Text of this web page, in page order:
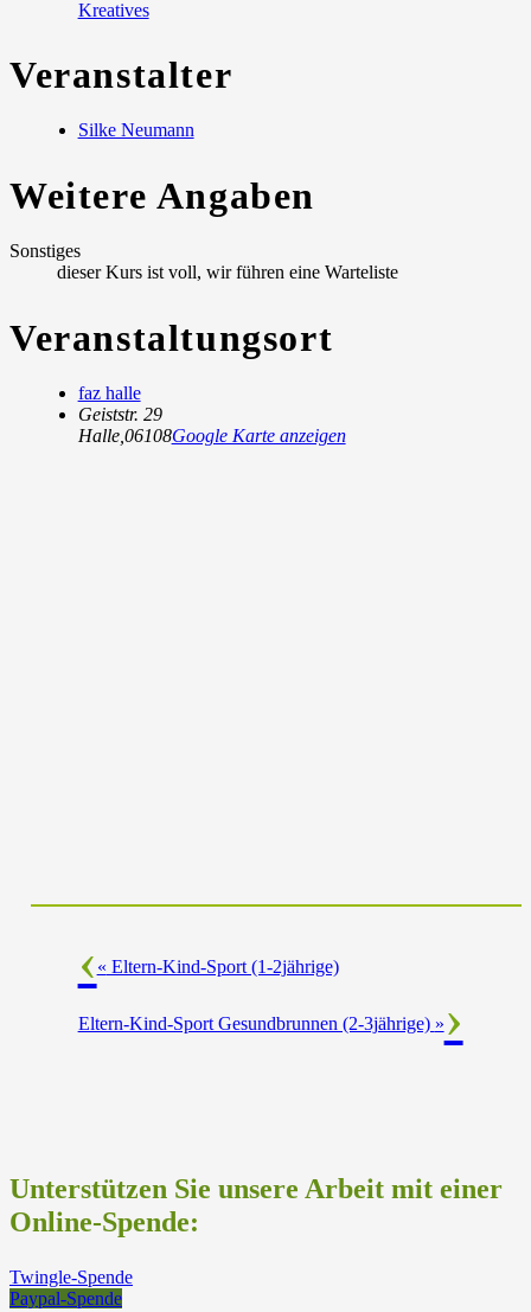
Kreatives
Veranstalter
Silke Neumann
Weitere Angaben
Sonstiges
dieser Kurs ist voll, wir führen eine Warteliste
Veranstaltungsort
faz halle
Geiststr. 29
Halle, 06108Google Karte anzeigen
« Eltern-Kind-Sport (1-2jährige)
Eltern-Kind-Sport Gesundbrunnen (2-3jährige) »
Unterstützen Sie unsere Arbeit mit einer
Online-Spende:
Twingle-Spende
Paypal-Spende